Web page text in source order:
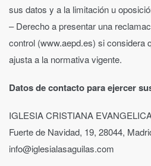
sus datos y a la limitación u
– Derecho a presentar una
control (www.aepd.es) si considera
ajusta a la normativa vigente.
Datos de contacto para ejercer
IGLESIA CRISTIANA
Fuerte de Navidad, 19, 28044,
info@iglesialasaguilas.com